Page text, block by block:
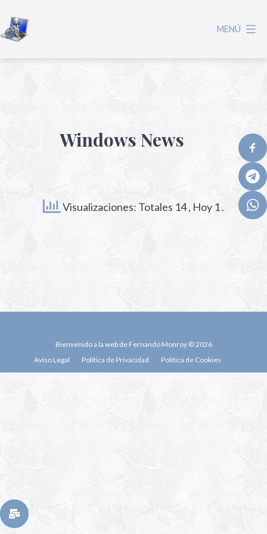
MENÚ
Windows News
Visualizaciones: Totales 14, Hoy 1 .
Bienvenido a la web de Fernando Monroy © 2026
Aviso Legal
Política de Privacidad Política de Cookies